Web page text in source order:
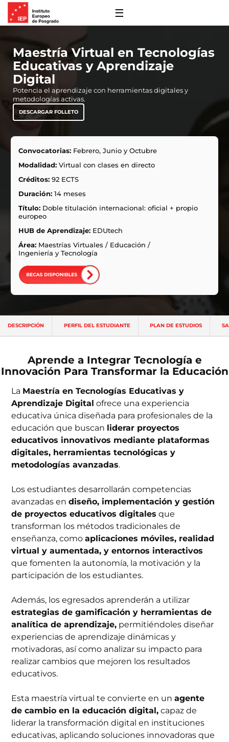
☰
Financiación
de Extensión
Frecuentes
Maestría Virtual en Tecnologías
Educativas y Aprendizaje
Digital
Potencia el aprendizaje con herramientas digitales y
metodologías activas.
DESCARGAR FOLLETO
Convocatorias:Febrero, Junio y Octubre
Modalidad:Virtual con clases en directo
Créditos:92 ECTS
Duración:14 meses
Título:Doble titulación internacional: oficial + propio
europeo
HUB de Aprendizaje:EDUtech
Área: Maestrías Virtuales / Educación /
Ingeniería y Tecnología
DESCRIPCIÓN PERFIL DEL ESTUDIANTE PLAN DE ESTUDIOS
Aprende a Integrar Tecnología e
Innovación Para Transformar la Educación
La Maestría en Tecnologías Educativas y
Aprendizaje Digital ofrece una experiencia
educativa única diseñada para profesionales de la
educación que buscan liderar proyectos
educativos innovativos mediante plataformas
digitales, herramientas tecnológicas y
metodologías avanzadas.
Los estudiantes desarrollarán competencias
avanzadas endiseño, implementación y gestión
de proyectos educativos digitales que
transforman los métodos tradicionales de
enseñanza, comoaplicaciones móviles, realidad
virtual y aumentada, y entornos interactivos
que fomenten la autonomía, la motivación y la
participación de los estudiantes.
Además, los egresados aprenderán a utilizar
estrategias de gamificación y herramientas de
analítica de aprendizaje, permitiéndoles diseñar
experiencias de aprendizaje dinámicas y
motivadoras, así como analizar su impacto para
realizar cambios que mejoren los resultados
educativos.
Esta maestría virtual te convierte en unagente
de cambio en la educación digital, capaz de
liderar la transformación digital en instituciones
educativas, aplicando soluciones innovadoras que